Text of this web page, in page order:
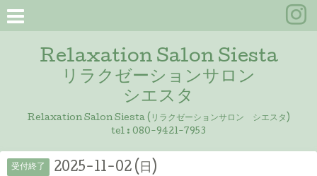
Relaxation Salon Siesta
リラクゼーションサロン
シエスタ
Relaxation Salon Siesta (リラクゼーションサロン シエスタ)
tel : 080-9421-7953
受付終了 2025-11-02 (日)